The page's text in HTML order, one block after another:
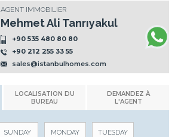
AGENT IMMOBILIER
Mehmet Ali Tanrıyakul
+90 535 480 80 80
+90 212 255 33 55
sales@istanbulhomes.com
LOCALISATION DU
BUREAU
DEMANDEZ À
L'AGENT
SUNDAY MONDAY TUESDAY